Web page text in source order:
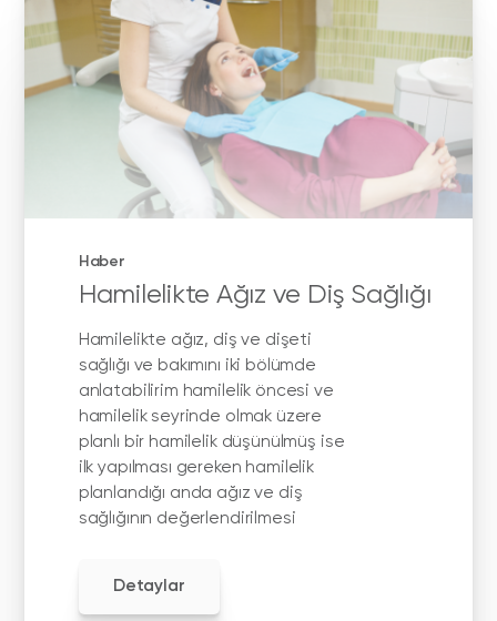
Haber
Hamilelikte Ağız ve Diş Sağlığı
Hamilelikte ağız, diş ve dişeti
sağlığı ve bakımını iki bölümde
anlatabilirim hamilelik öncesi ve
hamilelik seyrinde olmak üzere
planlı bir hamilelik düşünülmüş ise
ilk yapılması gereken hamilelik
planlandığı anda ağız ve diş
sağlığının değerlendirilmesi
Detaylar